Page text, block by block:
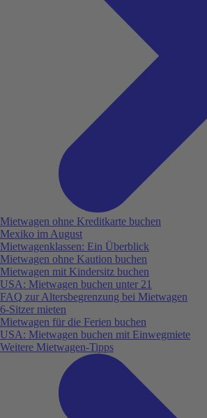
Mietwagen ohne Kreditkarte buchen
Mexiko im August
Mietwagenklassen: Ein Überblick
Mietwagen ohne Kaution buchen
Mietwagen mit Kindersitz buchen
USA: Mietwagen buchen unter 21
FAQ zur Altersbegrenzung bei Mietwagen
6-Sitzer mieten
Mietwagen für die Ferien buchen
USA: Mietwagen buchen mit Einwegmiete
Weitere Mietwagen-Tipps